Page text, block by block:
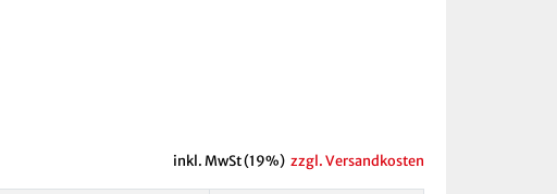
inkl. MwSt (19%) zzgl. Versandkosten